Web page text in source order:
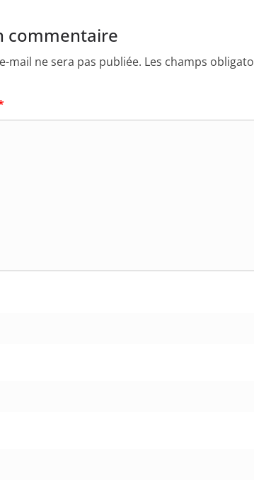
commentaire
mail ne sera pas publiée. Les champs